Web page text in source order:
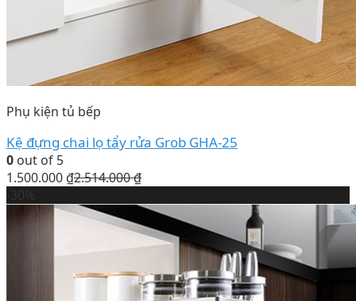
Phụ kiện tủ bếp
Kệ đựng chai lọ tẩy rửa Grob GHA-25
0 out of 5
1.500.000 ₫2.514.000₫